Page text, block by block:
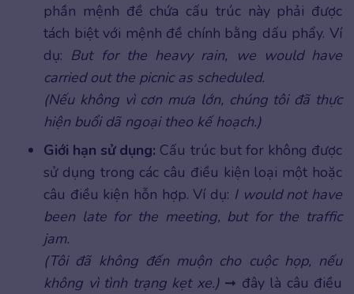
phần mệnh đề chứa cấu trúc này phải được
tách biệt với mệnh đề chính bằng dấu phẩy. Ví
dụ: But for the heavy rain, we would have
carried out the picnic as scheduled.
(Nếu không vì cơn mưa lớn, chúng tôi đã thực
hiện buổi dã ngoại theo kế hoạch.)
Giới hạn sử dụng: Cấu trúc but for không được
sử dụng trong các câu điều kiện loại một hoặc
câu điều kiện hỗn hợp. Ví dụ: I would not have
been late for the meeting, but for the traffic
jam.
(Tôi đã không đến muộn cho cuộc họp, nếu
không vì tình trạng kẹt xe.)➞ đây là câu điều